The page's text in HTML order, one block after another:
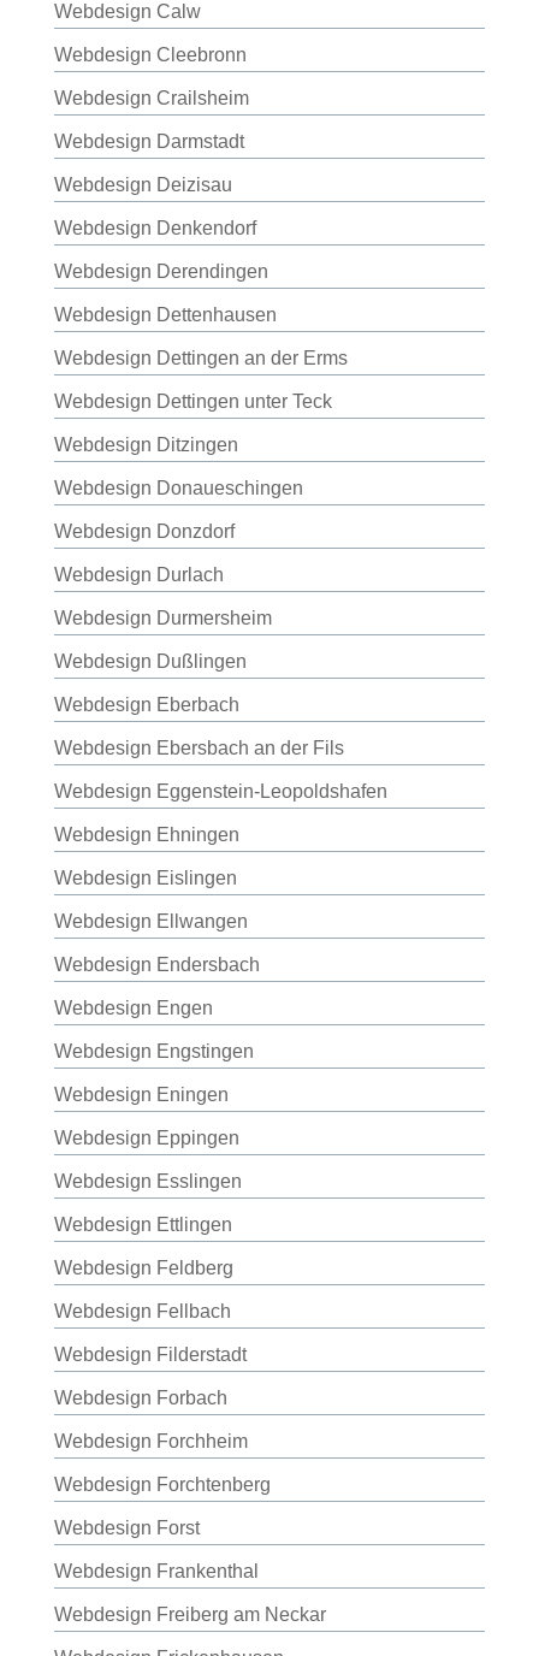
Webdesign Calw
Webdesign Cleebronn
Webdesign Crailsheim
Webdesign Darmstadt
Webdesign Deizisau
Webdesign Denkendorf
Webdesign Derendingen
Webdesign Dettenhausen
Webdesign Dettingen an der Erms
Webdesign Dettingen unter Teck
Webdesign Ditzingen
Webdesign Donaueschingen
Webdesign Donzdorf
Webdesign Durlach
Webdesign Durmersheim
Webdesign Dußlingen
Webdesign Eberbach
Webdesign Ebersbach an der Fils
Webdesign Eggenstein-Leopoldshafen
Webdesign Ehningen
Webdesign Eislingen
Webdesign Ellwangen
Webdesign Endersbach
Webdesign Engen
Webdesign Engstingen
Webdesign Eningen
Webdesign Eppingen
Webdesign Esslingen
Webdesign Ettlingen
Webdesign Feldberg
Webdesign Fellbach
Webdesign Filderstadt
Webdesign Forbach
Webdesign Forchheim
Webdesign Forchtenberg
Webdesign Forst
Webdesign Frankenthal
Webdesign Freiberg am Neckar